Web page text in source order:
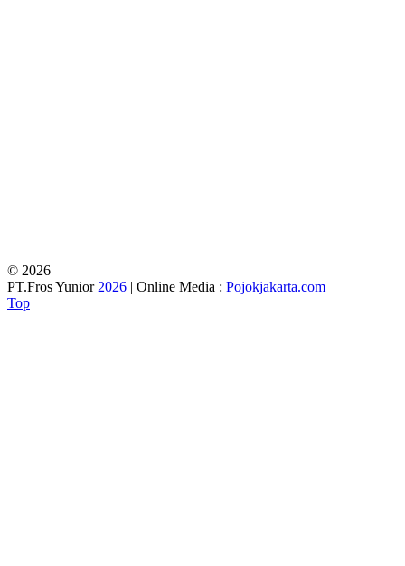
© 2026
PT.Fros Yunior2026 | Online Media : Pojokjakarta.com
Top